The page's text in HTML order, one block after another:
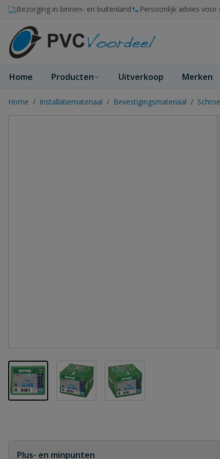
Ga naar de inhoud
Bezorging in binnen- en buitenland Persoonlijk advies voor
Home Producten Uitverkoop Merken
Home / Installatiemateriaal / Bevestigingsmateriaal /
View larger imageView larger imageView larger image
Plus- en minpunten